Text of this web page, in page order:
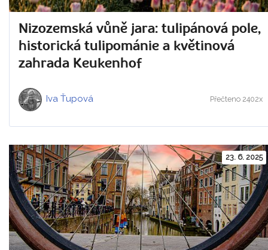
Nizozemská vůně jara: tulipánová pole,
historická tulipománie a květinová
zahrada Keukenhof
Iva Ťupová Přečteno 2402x
23. 6. 2025